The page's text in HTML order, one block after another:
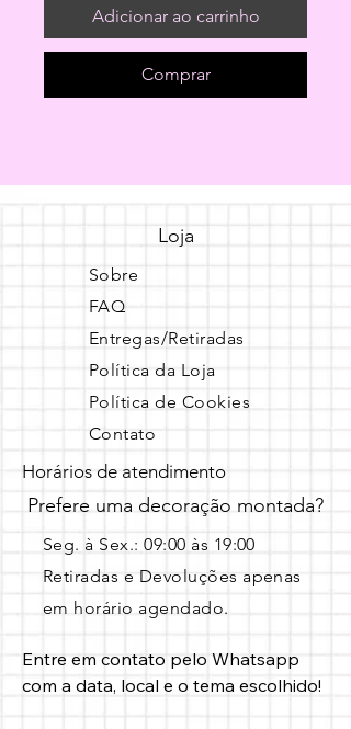
Adicionar ao carrinho
Comprar
Loja
Sobre
FAQ
Entregas/Retiradas
Política da Loja
Política de Cookies
Contato
Horários de atendimento
Prefere uma decoração montada?
Seg. à Sex.: 09:00 às 19:00 ​
Retiradas e Devoluções apenas
em horário agendado.
Entre em contato pelo Whatsapp
com a data, local e o tema escolhido!